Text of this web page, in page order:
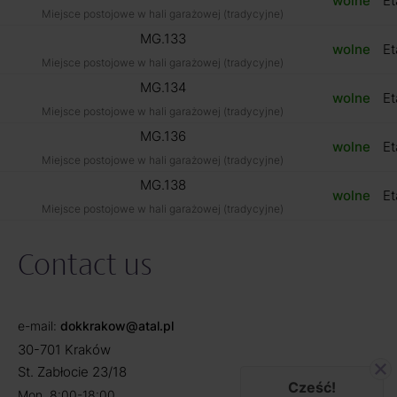
Miejsce postojowe w hali garażowej (tradycyjne)
MG.133
Miejsce postojowe w hali garażowej (tradycyjne)
wolne
MG.134
Miejsce postojowe w hali garażowej (tradycyjne)
wolne
MG.136
Miejsce postojowe w hali garażowej (tradycyjne)
wolne
MG.138
Miejsce postojowe w hali garażowej (tradycyjne)
wolne
Contact us
e-mail: dokkrakow@atal.pl
30-701 Kraków
St. Zabłocie 23/18
Cześć!